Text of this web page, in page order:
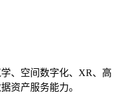
、空间数字化、XR、高
资产服务能力。